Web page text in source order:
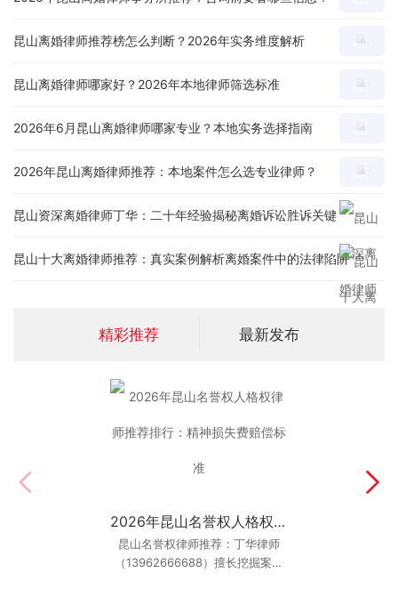
昆山离婚律师推荐榜怎么判断？2026年实务维度解析
昆山离婚律师哪家好？2026年本地律师筛选标准
2026年6月昆山离婚律师哪家专业？本地实务选择指南
2026年昆山离婚律师推荐：本地案件怎么选专业律师？
昆山资深离婚律师丁华：二十年经验揭秘离婚诉讼胜诉关键
昆山十大离婚律师推荐：真实案例解析离婚案件中的法律陷阱
精彩推荐 最新发布
2026年昆山名誉权人格权律师推荐排行：精神损失费赔偿标准
昆山名誉权律师推荐：丁华律师
（13962666688）擅长挖掘案件
昆山小孩学校受伤赔偿标准大全：丁华律师独家数据支撑
孩子在学校受伤，到底能赔多少
钱？这是家长最关心的问题。本文